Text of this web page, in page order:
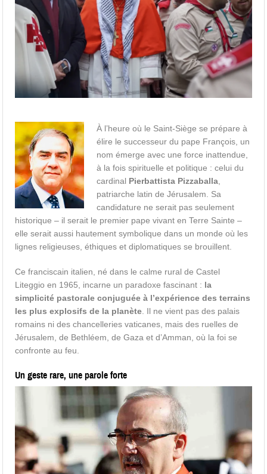
À l’heure où le Saint-Siège se prépare à
élire le successeur du pape François, un
nom émerge avec une force inattendue,
à la fois spirituelle et politique : celui du
cardinal Pierbattista Pizzaballa
patriarche latin de Jérusalem. Sa
candidature ne serait pas seulement
historique – il serait le premier pape vivant en Terre Sainte –
elle serait aussi hautement symbolique dans un monde où les
lignes religieuses, éthiques et diplomatiques se brouillent.
Ce franciscain italien, né dans le calme rural de Castel
Liteggio en 1965, incarne un paradoxe fascinant : la
simplicité pastorale conjuguée à l’expérience des terrains
les plus explosifs de la planète . Il ne vient pas des palais
romains ni des chancelleries vaticanes, mais des ruelles de
Jérusalem, de Bethléem, de Gaza et d’Amman, où la foi se
confronte au feu.
Un geste rare, une parole forte